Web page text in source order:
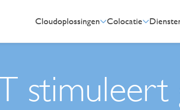
Cloudoplossingen Colocatie